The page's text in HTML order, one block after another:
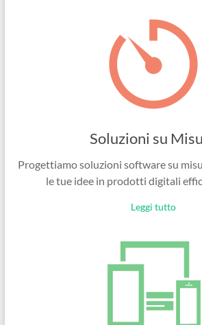
Soluzioni su
Progettiamo soluzioni software su
le tue idee in prodotti digitali
Leggi tutto